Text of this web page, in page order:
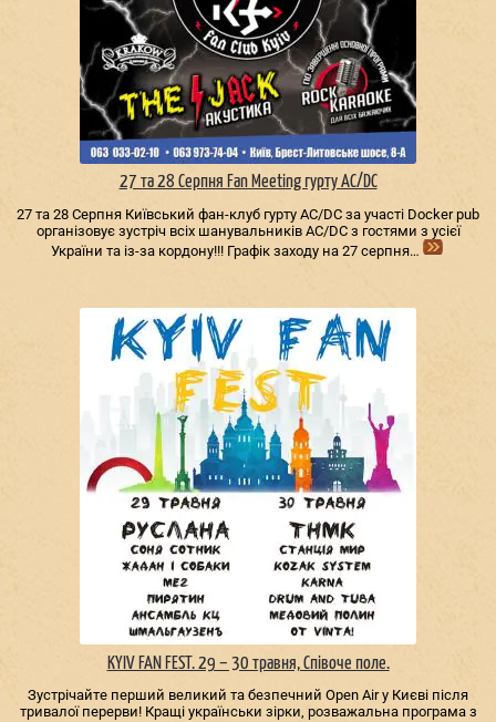
27 та 28 Серпня Fan Meeting гурту AC/DС
27 та 28 Серпня Київський фан-клуб гурту AC/DС за участі Docker pub
організовує зустріч всіх шанувальників AC/DС з гостями з усієї
України та із-за кордону!!! Графік заходу на 27 серпня…
KYIV FAN FEST. 29 – 30 травня, Співоче поле.
Зустрічайте перший великий та безпечний Open Air у Києві після
тривалої перерви! Кращі українськи зірки, розважальна програма з